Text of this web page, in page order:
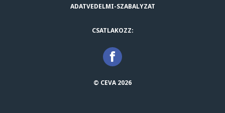
ADATVEDELMI-SZABALYZAT
CSATLAKOZZ:
© CEVA 2026